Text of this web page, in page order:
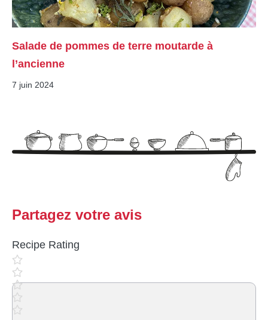
Salade de pommes de terre moutarde à
l’ancienne
7 juin 2024
Partagez votre avis
Recipe Rating
Commentaire